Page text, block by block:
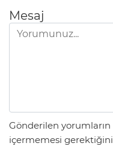
Mesaj
Gönderilen
içermemesi gerektiğini